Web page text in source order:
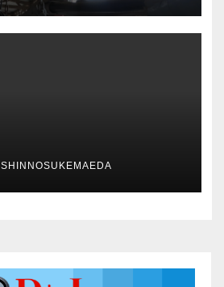
SHINNOSUKEMAEDA